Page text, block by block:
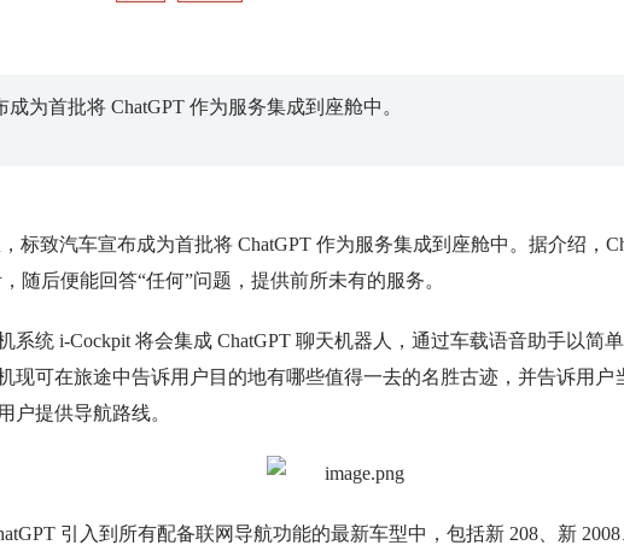
为首批将 ChatGPT 作为服务集成到座舱中。
致汽车宣布成为首批将 ChatGPT 作为服务集成到座舱中。据介绍，
随后便能回答“任何”问题，提供前所未有的服务。
统 i-Cockpit 将会集成 ChatGPT 聊天机器人，通过车载语音助手以简
现可在旅途中告诉用户目的地有哪些值得一去的名胜古迹，并告诉用户
户提供导航路线。
引入到所有配备联网导航功能的最新车型中，包括新 208、新 2008